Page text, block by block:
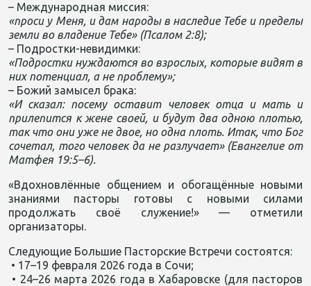
– Международная миссия:
«проси у Меня, и дам народы в наследие Тебе и пределы
земли во владение Тебе» (Псалом 2:8);
– Подростки-невидимки:
«Подростки нуждаются во взрослых, которые видят в
них потенциал, а не проблему»;
– Божий замысел брака:
«И сказал: посему оставит человек отца и мать и
прилепится к жене своей, и будут два одною плотью,
так что они уже не двое, но одна плоть. Итак, что Бог
сочетал, того человек да не разлучает» (Евангелие от
Матфея 19:5–6).
«Вдохновлённые общением и обогащённые новыми
знаниями пасторы готовы с новыми силами
продолжать своё служение!» — отметили
организаторы.
Следующие Большие Пасторские Встречи состоятся:
• 17–19 февраля 2026 года в Сочи;
• 24–26 марта 2026 года в Хабаровске (для пасторов